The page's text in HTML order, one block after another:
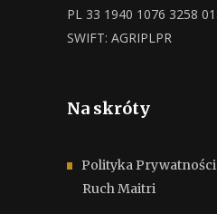
PL 33 1940 1076 3258
SWIFT: AGRIPLPR
Na skróty
Polityka
Ruch Maitri